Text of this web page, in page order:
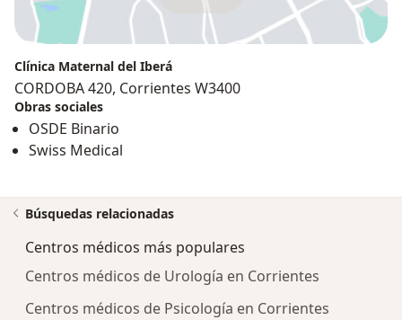
Clínica Maternal del Iberá
CORDOBA 420, Corrientes W3400
Obras sociales
OSDE Binario
Swiss Medical
Búsquedas relacionadas
Centros médicos más populares
Centros médicos de Urología en Corrientes
Centros médicos de Psicología en Corrientes